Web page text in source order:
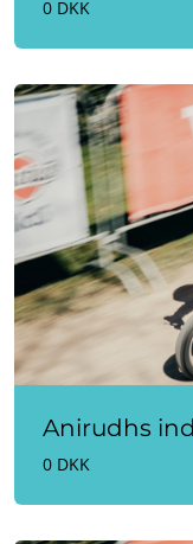
0 DKK
Anirudhs
0 DKK